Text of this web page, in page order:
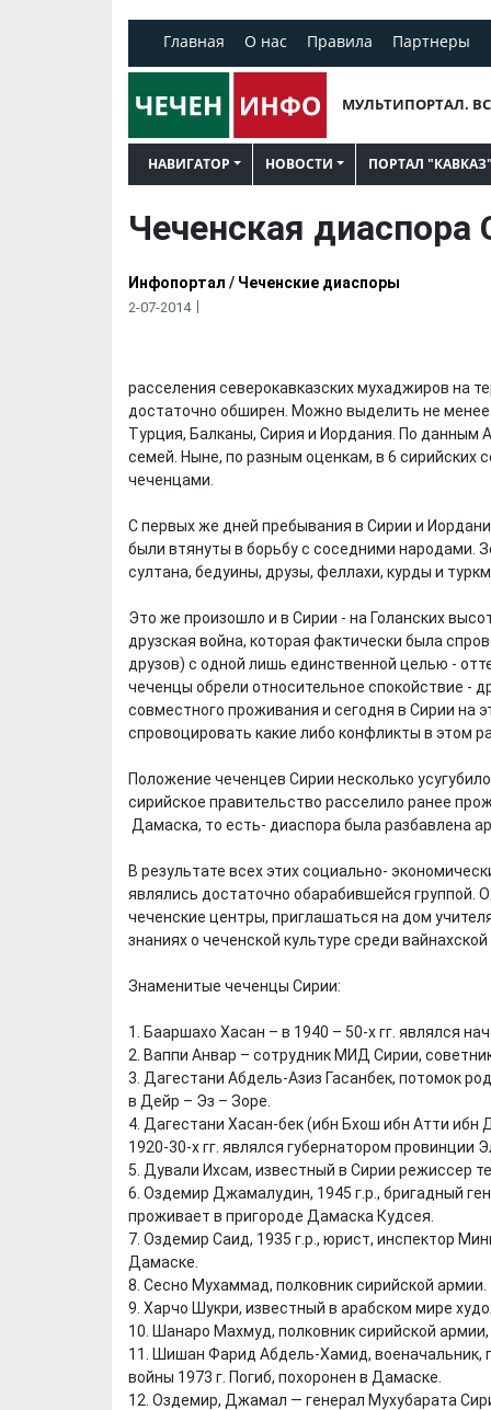
Главная О нас Правила Партнеры
МУЛЬТИПОРТАЛ.
НАВИГАТОР НОВОСТИ ПОРТАЛ "КАВКАЗ"
Чеченская диаспора
Инфопортал / Чеченские диаспоры
2-07-2014
расселения северокавказских мухаджиров на
достаточно обширен. Можно выделить не
Турция, Балканы, Сирия и Иордания. По данным
семей. Ныне, по разным оценкам, в 6 сирийских
чеченцами.
С первых же дней пребывания в Сирии и
были втянуты в борьбу с соседними народами.
султана, бедуины, друзы, феллахи, курды и
Это же произошло и в Сирии - на Голанских
друзская война, которая фактически была
друзов) с одной лишь единственной целью -
чеченцы обрели относительное спокойствие -
совместного проживания и сегодня в Сирии на
спровоцировать какие либо конфликты в этом
Положение чеченцев Сирии несколько
сирийское правительство расселило ранее
Дамаска, то есть- диаспора была разбавлена
В результате всех этих социально-
являлись достаточно обарабившейся группой.
чеченские центры, приглашаться на дом
знаниях о чеченской культуре среди
Знаменитые чеченцы Сирии:
1. Бааршахо Хасан – в 1940 – 50-х гг. являлся
2. Ваппи Анвар – сотрудник МИД Сирии,
3. Дагестани Абдель-Азиз Гасанбек, потомок
в Дейр – Эз – Зоре.
4. Дагестани Хасан-бек (ибн Бхош ибн Атти
1920-30-х гг. являлся губернатором
5. Дували Ихсам, известный в Сирии режиссер
6. Оздемир Джамалудин, 1945 г.р., бригадный
проживает в пригороде Дамаска Кудсея.
7. Оздемир Саид, 1935 г.р., юрист, инспектор
Дамаске.
8. Сесно Мухаммад, полковник сирийской армии.
9. Харчо Шукри, известный в арабском мире
10. Шанаро Махмуд, полковник сирийской
11. Шишан Фарид Абдель-Хамид, военачальник,
войны 1973 г. Погиб, похоронен в Дамаске.
12. Оздемир, Джамал — генерал Мухубарата